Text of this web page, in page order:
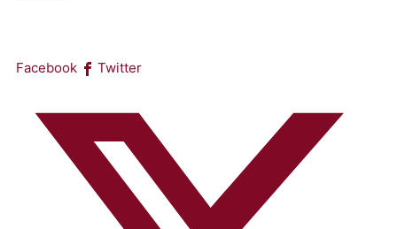
Facebook Twitter